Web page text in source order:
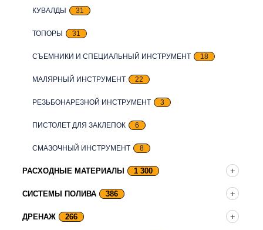
КУВАЛДЫ 31
ТОПОРЫ 31
СЪЕМНИКИ И СПЕЦИАЛЬНЫЙ ИНСТРУМЕНТ 18
МАЛЯРНЫЙ ИНСТРУМЕНТ 22
РЕЗЬБОНАРЕЗНОЙ ИНСТРУМЕНТ 3
ПИСТОЛЕТ ДЛЯ ЗАКЛЕПОК 6
СМАЗОЧНЫЙ ИНСТРУМЕНТ 8
РАСХОДНЫЕ МАТЕРИАЛЫ 1 300
СИСТЕМЫ ПОЛИВА 386
ДРЕНАЖ 266